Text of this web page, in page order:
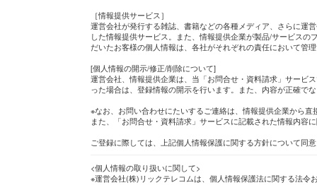
［情報提供サービス］
運営会社が発行する雑誌、書籍などの各種メディア、さらに運
した情報提供サービス。また、情報提供企業が製品/サービス
だいたお客様の個人情報は、各社がそれぞれの責任において管
[個人情報の開示/修正/削除について]
運営会社、情報提供企業は、当「お問合せ・資料請求」サービ
った場合は、登録情報の開示を行います。また、内容が正確で
※なお、お問い合わせにたいするご連絡は、情報提供企業から
また、「お問合せ・資料請求」サービスに記載された情報内容
ご登録に際しては、上記個人情報保護に関する方針について同
<個人情報の取り扱いに関して>
※運営会社(株)リックテレコムは、個人情報保護法に関する法令